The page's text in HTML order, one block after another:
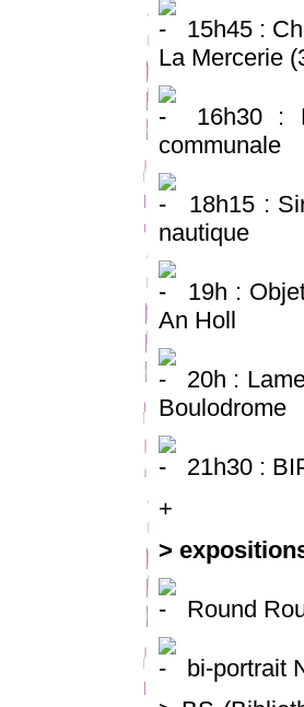
15h45 :
La Mercerie
16h30 :
communale
18h15 :
nautique
19h :
An Holl
20h :
Boulodrome
21h30 :
+
>
Round
bi-portrait